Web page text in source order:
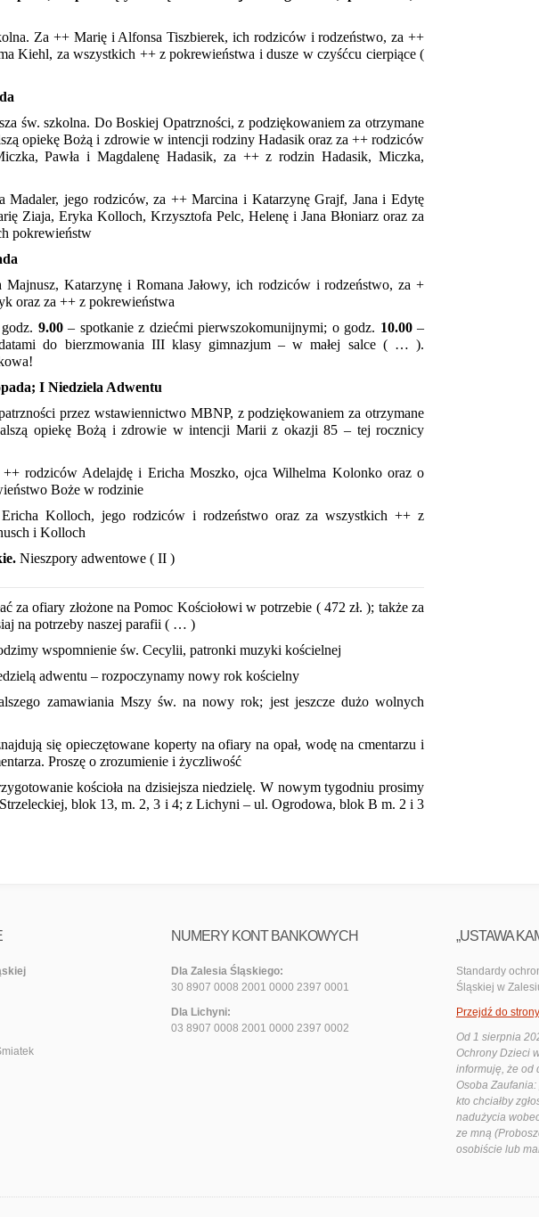
Za ++ Marię i Alfonsa Tiszbierek, ich rodziców i rodzeństwo, za ++
Kiehl, za wszystkich ++ z pokrewieństwa i dusze w czyśćcu cierpiące (
św. szkolna. Do Boskiej Opatrzności, z podziękowaniem za otrzymane
opiekę Bożą i zdrowie w intencji rodziny Hadasik oraz za ++ rodziców
Pawła i Magdalenę Hadasik, za ++ z rodzin Hadasik, Miczka,
Madaler, jego rodziców, za ++ Marcina i Katarzynę Grajf, Jana i Edytę
Ziaja, Eryka Kolloch, Krzysztofa Pelc, Helenę i Jana Błoniarz oraz za
pokrewieństw
Katarzynę i Romana Jałowy, ich rodziców i rodzeństwo, za +
oraz za ++ z pokrewieństwa
9.00– spotkanie z dziećmi pierwszokomunijnymi; o godz. 10.00–
do bierzmowania III klasy gimnazjum – w małej salce ( … ).
I Niedziela Adwentu
przez wstawiennictwo MBNP, z podziękowaniem za otrzymane
opiekę Bożą i zdrowie w intencji Marii z okazji 85 – tej rocznicy
++ rodziców Adelajdę i Ericha Moszko, ojca Wilhelma Kolonko oraz o
Boże w rodzinie
Kolloch, jego rodziców i rodzeństwo oraz za wszystkich ++ z
i Kolloch
Nieszpory adwentowe ( II )
za ofiary złożone na Pomoc Kościołowi w potrzebie ( 472 zł. ); także za
na potrzeby naszej parafii ( … )
wspomnienie św. Cecylii, patronki muzyki kościelnej
adwentu – rozpoczynamy nowy rok kościelny
zamawiania Mszy św. na nowy rok; jest jeszcze dużo wolnych
się opieczętowane koperty na ofiary na opał, wodę na cmentarzu i
Proszę o zrozumienie i życzliwość
kościoła na dzisiejsza niedzielę. W nowym tygodniu prosimy
blok 13, m. 2, 3 i 4; z Lichyni – ul. Ogrodowa, blok B m. 2 i 3
NUMERY KONT BANKOWYCH
Dla Zalesia Śląskiego:
30 8907 0008 2001 0000 2397 0001
Dla Lichyni:
03 8907 0008 2001 0000 2397 0002
„USTAWA
Standardy
Śląskiej w
Przejdź do strony
Od 1 sierpnia
Ochrony Dzieci
informuję, że od
Osoba Zaufania:
kto chciałby
nadużycia
ze mną
osobiście lub